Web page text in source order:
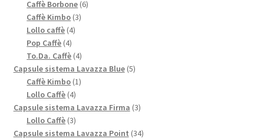
Caffè Borbone 66
Caffè Kimbo 33
Lollo caffè 44
Pop Caffè 44
prodotti
To.Da. Caffè 44
prodotti
Capsule sistema Lavazza Blue 55
Caffè Kimbo 11
Lollo Caffè 44
prodotti
Capsule sistema Lavazza Firma 33
Lollo Caffè 33
prodotti
Capsule sistema Lavazza Point 3434